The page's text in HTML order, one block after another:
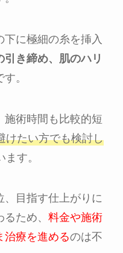
に極細の糸を挿入
き締め、肌のハリ
。
施術時間も比較的短
けたい方でも検討し
す。
、目指す仕上がりに
ため、 料金や施術
治療を進めるのは不